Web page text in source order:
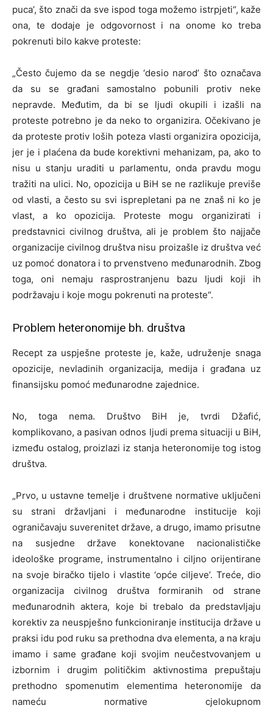
puca’, što znači da sve ispod toga možemo istrpjeti“, kaže
ona, te dodaje je odgovornost i na onome ko treba
pokrenuti bilo kakve proteste:
„Često čujemo da se negdje ‘desio narod’ što označava
da su se građani samostalno pobunili protiv neke
nepravde. Međutim, da bi se ljudi okupili i izašli na
proteste potrebno je da neko to organizira. Očekivano je
da proteste protiv loših poteza vlasti organizira opozicija,
jer je i plaćena da bude korektivni mehanizam, pa, ako to
nisu u stanju uraditi u parlamentu, onda pravdu mogu
tražiti na ulici. No, opozicija u BiH se ne razlikuje previše
od vlasti, a često su svi isprepletani pa ne znaš ni ko je
vlast, a ko opozicija. Proteste mogu organizirati i
predstavnici civilnog društva, ali je problem što najjače
organizacije civilnog društva nisu proizašle iz društva već
uz pomoć donatora i to prvenstveno međunarodnih. Zbog
toga, oni nemaju rasprostranjenu bazu ljudi koji ih
podržavaju i koje mogu pokrenuti na proteste“.
Problem heteronomije bh. društva
Recept za uspješne proteste je, kaže, udruženje snaga
opozicije, nevladinih organizacija, medija i građana uz
finansijsku pomoć međunarodne zajednice.
No, toga nema. Društvo BiH je, tvrdi Džafić,
komplikovano, a pasivan odnos ljudi prema situaciji u BiH,
između ostalog, proizlazi iz stanja heteronomije tog istog
društva.
„Prvo, u ustavne temelje i društvene normative uključeni
su strani državljani i međunarodne institucije koji
ograničavaju suverenitet države, a drugo, imamo prisutne
na susjedne države konektovane nacionalističke
ideološke programe, instrumentalno i ciljno orijentirane
na svoje biračko tijelo i vlastite ‘opće ciljeve’. Treće, dio
organizacija civilnog društva formiranih od strane
međunarodnih aktera, koje bi trebalo da predstavljaju
korektiv za neuspješno funkcioniranje institucija države u
praksi idu pod ruku sa prethodna dva elementa, a na kraju
imamo i same građane koji svojim neučestvovanjem u
izbornim i drugim političkim aktivnostima prepuštaju
prethodno spomenutim elementima heteronomije da
nameću normative cjelokupnom